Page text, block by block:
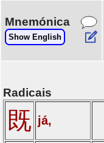
Mnemónica
Show English
Radicais
既 já,